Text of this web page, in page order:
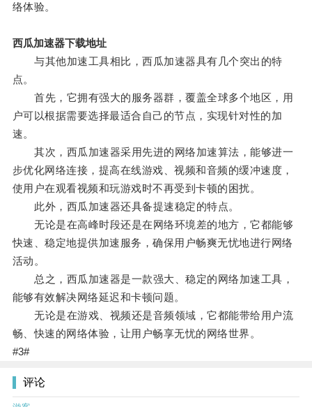
络体验。
西瓜加速器下载地址
与其他加速工具相比，西瓜加速器具有几个突出的特
点。
首先，它拥有强大的服务器群，覆盖全球多个地区，用
户可以根据需要选择最适合自己的节点，实现针对性的加
速。
其次，西瓜加速器采用先进的网络加速算法，能够进一
步优化网络连接，提高在线游戏、视频和音频的缓冲速度，
使用户在观看视频和玩游戏时不再受到卡顿的困扰。
此外，西瓜加速器还具备提速稳定的特点。
无论是在高峰时段还是在网络环境差的地方，它都能够
快速、稳定地提供加速服务，确保用户畅爽无忧地进行网络
活动。
总之，西瓜加速器是一款强大、稳定的网络加速工具，
能够有效解决网络延迟和卡顿问题。
无论是在游戏、视频还是音频领域，它都能带给用户流
畅、快速的网络体验，让用户畅享无忧的网络世界。
#3#
评论